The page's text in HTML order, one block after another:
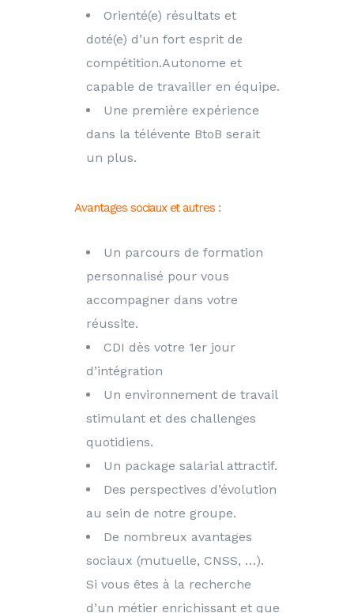
Orienté(e) résultats et
doté(e) d’un fort esprit de
compétition.Autonome et
capable de travailler en équipe.
Une première expérience
dans la télévente BtoB serait
un plus.
Avantages sociaux et autres :
Un parcours de formation
personnalisé pour vous
accompagner dans votre
réussite.
CDI dès votre 1er jour
d’intégration
Un environnement de travail
stimulant et des challenges
quotidiens.
Un package salarial attractif.
Des perspectives d’évolution
au sein de notre groupe.
De nombreux avantages
sociaux (mutuelle, CNSS, …).
Si vous êtes à la recherche
d’un métier enrichissant et que